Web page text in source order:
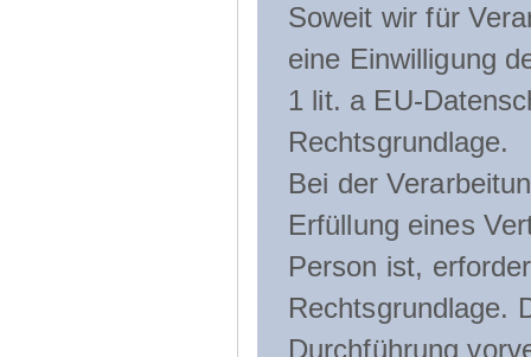
Soweit wir für
eine Einwilligung
1 lit. a EU-
Rechtsgrundlage.
Bei der
Erfüllung eines
Person ist,
Rechtsgrundlage.
Durchführung